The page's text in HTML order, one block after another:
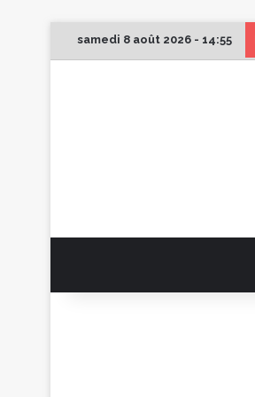
samedi 8 août 2026 - 14:55